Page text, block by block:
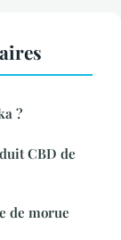
?
CBD de
de morue